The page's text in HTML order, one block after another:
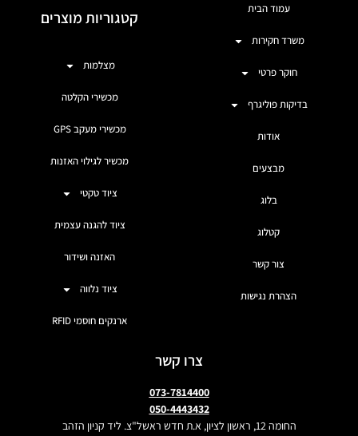
עמוד הבית
משרד חקירות
חוקר פרטי
בדיקות פוליגרף
אודות
מבצעים
בלוג
קטלוג
צור קשר
הצהרת נגישות
קטגוריות מוצרים
מצלמות
מכשירי הקלטה
מכשירי מעקב GPS
מכשיר לגילוי האזנות
ציוד טקטי
ציוד להגנה עצמית
האזנה ושידור
ציוד נלווה
ארנקים חוסמי RFID
צרו קשר
073-7814400
050-4443432
החומה 12, ראשון לציון, א.ת חדש ראשל"צ. ליד קניון הזהב